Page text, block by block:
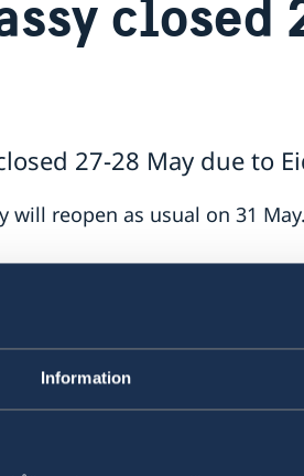
Information
closed
27-28 May due to
will reopen as usual on 31 May.
matters such as
Foreign Affairs' consular
May 2026, 5.14 PM